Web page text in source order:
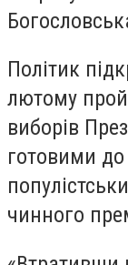
Політик
лютому
виборів
готовими до
чинного